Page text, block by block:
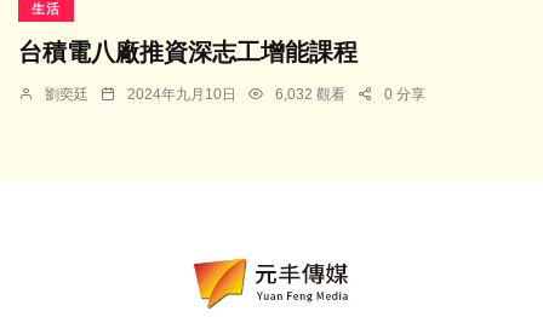
生活
台積電八廠推資深志工增能課程
劉奕廷 2024年九月10日 6,032 觀看 0 分享